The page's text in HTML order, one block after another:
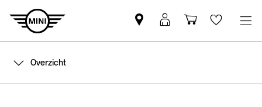
Vind
een
MyMini
login
Wishlist
Overzicht